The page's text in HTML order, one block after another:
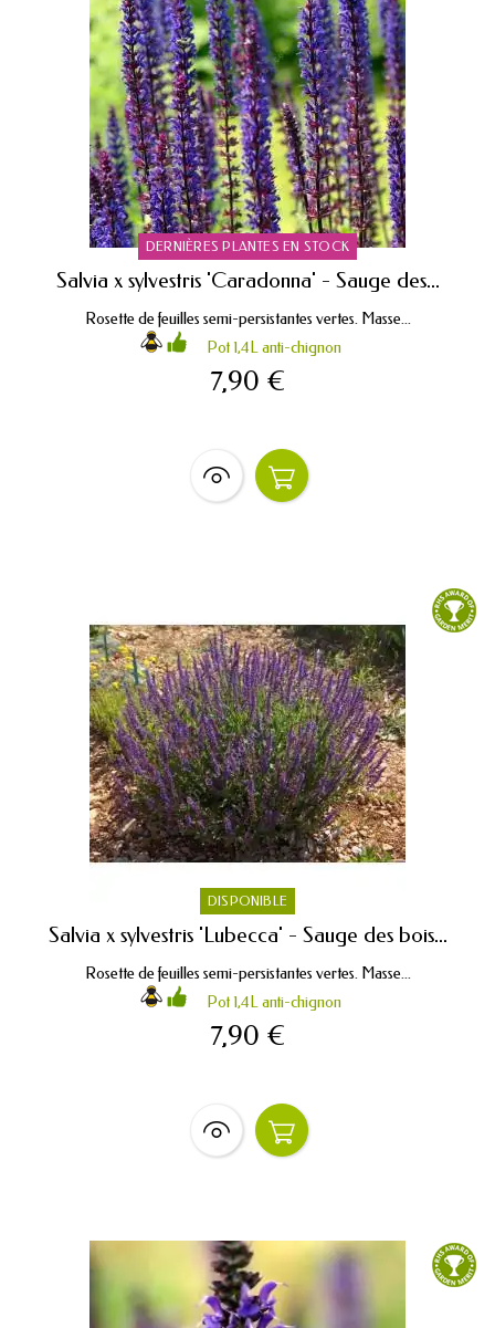
DERNIÈRES PLANTES EN STOCK
Salvia x sylvestris 'Caradonna' - Sauge des...
Rosette de feuilles semi-persistantes vertes. Masse...
Pot 1,4L anti-chignon
7,90 €
DISPONIBLE
Salvia x sylvestris 'Lubecca' - Sauge des bois...
Rosette de feuilles semi-persistantes vertes. Masse...
Pot 1,4L anti-chignon
7,90 €